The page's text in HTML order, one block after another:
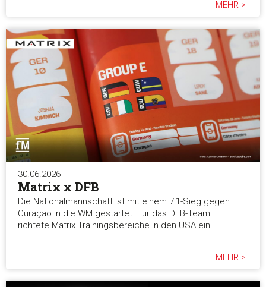
MEHR >
30.06.2026
Matrix x DFB
Die Nationalmannschaft ist mit einem 7:1-Sieg gegen
Curaçao in die WM gestartet. Für das DFB-Team
richtete Matrix Trainingsbereiche in den USA ein.
MEHR >